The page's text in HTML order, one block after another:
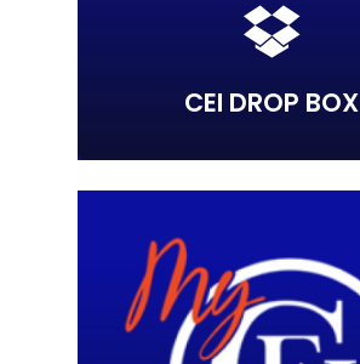
CEI DROP BOX